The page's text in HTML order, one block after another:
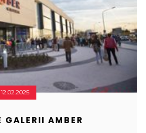
12.02.2025
GALERII AMBER